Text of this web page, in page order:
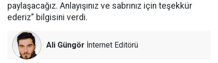
paylaşacağız. Anlayışınız ve sabrınız için teşekkür
ederiz” bilgisini verdi.
Ali Güngör İnternet Editörü